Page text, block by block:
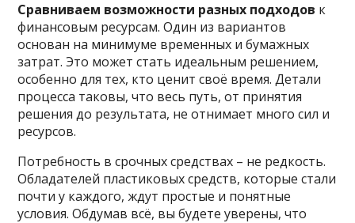
Сравниваем возможности разных подходов к
финансовым ресурсам. Один из вариантов
основан на минимуме временных и бумажных
затрат. Это может стать идеальным решением,
особенно для тех, кто ценит своё время. Детали
процесса таковы, что весь путь, от принятия
решения до результата, не отнимает много сил и
ресурсов.
Потребность в срочных средствах – не редкость.
Обладателей пластиковых средств, которые стали
почти у каждого, ждут простые и понятные
условия. Обдумав всё, вы будете уверены, что